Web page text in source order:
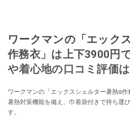
ワークマンの「エック
作務衣」は上下3900円
や着心地の口コミ評価
ワークマンの「エックスシェルター暑熱α
暑熱対策機能を備え、巾着袋付きで持ち運
す。